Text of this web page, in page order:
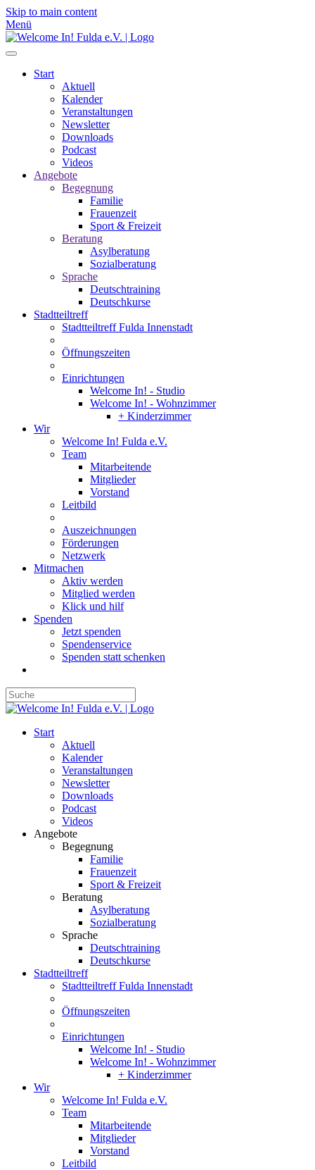
Skip to main content
Menü
Start
Aktuell
Kalender
Veranstaltungen
Newsletter
Downloads
Podcast
Videos
Angebote
Begegnung
Familie
Frauenzeit
Sport & Freizeit
Beratung
Asylberatung
Sozialberatung
Sprache
Deutschtraining
Deutschkurse
Stadtteiltreff
Stadtteiltreff Fulda Innenstadt
Öffnungszeiten
Einrichtungen
Welcome In! - Studio
Welcome In! - Wohnzimmer
+ Kinderzimmer
Wir
Welcome In! Fulda e.V.
Team
Mitarbeitende
Mitglieder
Vorstand
Leitbild
Auszeichnungen
Förderungen
Netzwerk
Mitmachen
Aktiv werden
Mitglied werden
Klick und hilf
Spenden
Jetzt spenden
Spendenservice
Spenden statt schenken
Start
Aktuell
Kalender
Veranstaltungen
Newsletter
Downloads
Podcast
Videos
Angebote
Begegnung
Familie
Frauenzeit
Sport & Freizeit
Beratung
Asylberatung
Sozialberatung
Sprache
Deutschtraining
Deutschkurse
Stadtteiltreff
Stadtteiltreff Fulda Innenstadt
Öffnungszeiten
Einrichtungen
Welcome In! - Studio
Welcome In! - Wohnzimmer
+ Kinderzimmer
Wir
Welcome In! Fulda e.V.
Team
Mitarbeitende
Mitglieder
Vorstand
Leitbild